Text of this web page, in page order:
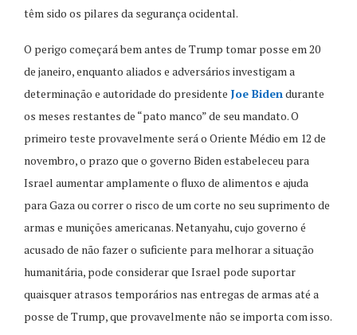
têm sido os pilares da segurança ocidental.
O perigo começará bem antes de Trump tomar posse em 20
de janeiro, enquanto aliados e adversários investigam a
determinação e autoridade do presidente Joe Bidendurante
os meses restantes de “pato manco” de seu mandato. O
primeiro teste provavelmente será o Oriente Médio em 12 de
novembro, o prazo que o governo Biden estabeleceu para
Israel aumentar amplamente o fluxo de alimentos e ajuda
para Gaza ou correr o risco de um corte no seu suprimento de
armas e munições americanas. Netanyahu, cujo governo é
acusado de não fazer o suficiente para melhorar a situação
humanitária, pode considerar que Israel pode suportar
quaisquer atrasos temporários nas entregas de armas até a
posse de Trump, que provavelmente não se importa com isso.